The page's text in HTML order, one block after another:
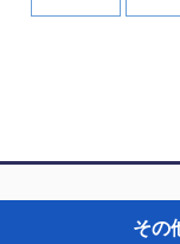
その